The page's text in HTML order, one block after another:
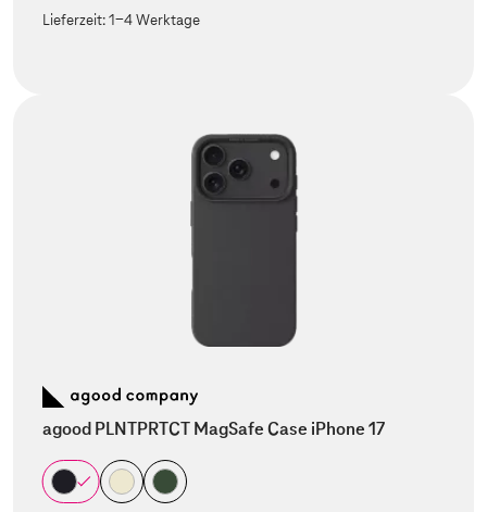
Lieferzeit:1-4 Werktage
agood PLNTPRTCT MagSafe Case iPhone 17